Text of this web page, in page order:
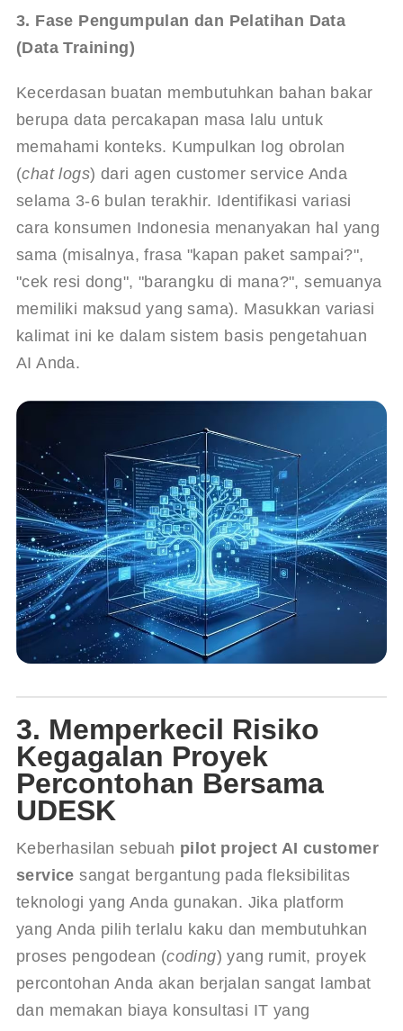
3. Fase Pengumpulan dan Pelatihan Data
(Data Training)
Kecerdasan buatan membutuhkan bahan bakar
berupa data percakapan masa lalu untuk
memahami konteks. Kumpulkan log obrolan
(chat logs) dari agen customer service Anda
selama 3-6 bulan terakhir. Identifikasi variasi
cara konsumen Indonesia menanyakan hal yang
sama (misalnya, frasa "kapan paket sampai?",
"cek resi dong", "barangku di mana?", semuanya
memiliki maksud yang sama). Masukkan variasi
kalimat ini ke dalam sistem basis pengetahuan
AI Anda.
3. Memperkecil Risiko
Kegagalan Proyek
Percontohan Bersama
UDESK
Keberhasilan sebuah pilot project AI customer
service sangat bergantung pada fleksibilitas
teknologi yang Anda gunakan. Jika platform
yang Anda pilih terlalu kaku dan membutuhkan
proses pengodean (coding) yang rumit, proyek
percontohan Anda akan berjalan sangat lambat
dan memakan biaya konsultasi IT yang